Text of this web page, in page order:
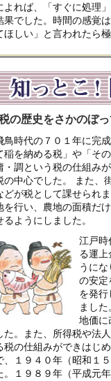
れば、「すぐに処理
果でした。時間の感覚
しい」と言われたら
税の歴史をさかのぼ
鳥時代の７０１年に完
稲を納める税」や「そ
・調という税の仕組み
の中心でした。 また、
どが税として課せられ
を行い、農地の面積だ
るようにしました。
江戸時
る運上
うに
の安定
を発行
まし
地価に
た。また、所得税や法
税の仕組みができはじ
、１９４０年（昭和１
。１９８９年（平成元